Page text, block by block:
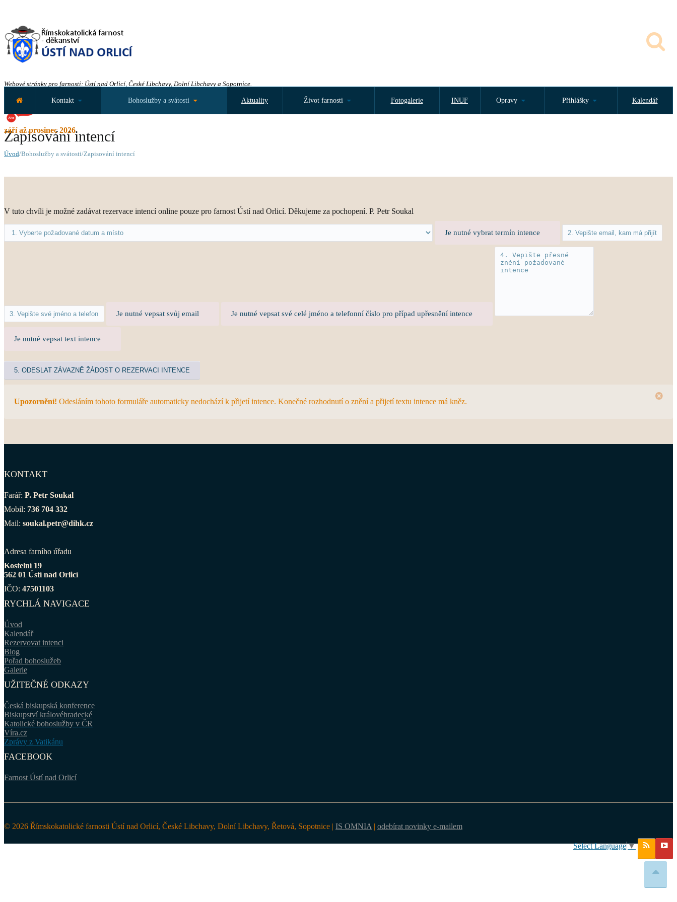
Webové stránky pro farnosti: Ústí nad Orlicí, České Libchavy, Dolní Libchavy a Sopotnice.
září až prosinec 2026
Kontakt Bohoslužby a svátosti Aktuality Život farnosti Fotogalerie INUF Opravy Přihlášky Kalendář
Zapisování intencí
Úvod/Bohoslužby a svátosti/Zapisování intencí
V tuto chvíli je možné zadávat rezervace intencí online pouze pro farnost Ústí nad Orlicí. Děkujeme za pochopení. P. Petr Soukal
Je nutné vybrat termín intence
Je nutné vepsat svůj email Je nutné vepsat své celé jméno a telefonní číslo pro případ upřesnění intence
Je nutné vepsat text intence
Upozornění! Odesláním tohoto formuláře automaticky nedochází k přijetí intence. Konečné rozhodnutí o znění a přijetí textu intence má kněz.
KONTAKT
Farář: P. Petr Soukal
Mobil: 736 704 332
Mail: soukal.petr@dihk.cz
Adresa farního úřadu
Kostelní 19
562 01 Ústí nad Orlicí
IČO: 47501103
RYCHLÁ NAVIGACE
Úvod
Kalendář
Rezervovat intenci
Blog
Pořad bohoslužeb
Galerie
UŽITEČNÉ ODKAZY
Česká biskupská konference
Biskupství královéhradecké
Katolické bohoslužby v ČR
Víra.cz
Zprávy z Vatikánu
FACEBOOK
Farnost Ústí nad Orlicí
© 2026 Římskokatolické farnosti Ústí nad Orlicí, České Libchavy, Dolní Libchavy, Řetová, Sopotnice | IS OMNIA | odebírat novinky e-mailem
Select Language▼